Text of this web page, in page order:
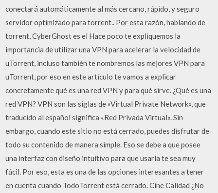
conectará automáticamente al más cercano, rápido, y seguro
servidor optimizado para torrent.. Por esta razón, hablando de
torrent, CyberGhost es el Hace poco te expliquemos la
importancia de utilizar una VPN para acelerar la velocidad de
uTorrent, incluso también te nombremos las mejores VPN para
uTorrent, por eso en este artículo te vamos a explicar
concretamente qué es una red VPN y para qué sirve. ¿Qué es una
red VPN? VPN son las siglas de «Virtual Private Network«, que
traducido al español significa «Red Privada Virtual«. Sin
embargo, cuando este sitio no está cerrado, puedes disfrutar de
todo su contenido de manera simple. Eso se debe a que posee
una interfaz con diseño intuitivo para que usarla te sea muy
fácil. Por eso, esta es una de las opciones interesantes a tener
en cuenta cuando TodoTorrent está cerrado. Cine Calidad ¿No